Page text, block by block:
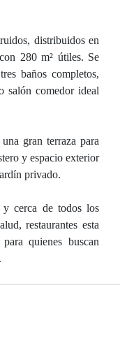
distribuidos en
280 m² útiles. Se
baños completos,
salón comedor ideal
gran terraza para
y espacio exterior
privado.
cerca de todos los
restaurantes esta
quienes buscan